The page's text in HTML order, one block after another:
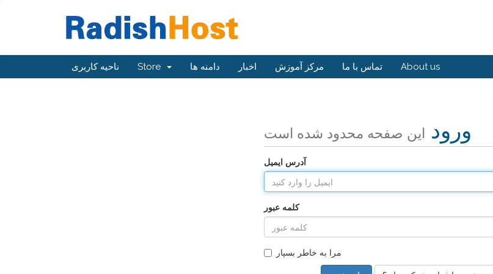
ناحیه کاربری Store دامنه ها اخبار مرکز آموزش تماس با ما About us
ورود این صفحه محدود شده است
آدرس ایمیل
کلمه عبور
مرا به خاطر بسپار